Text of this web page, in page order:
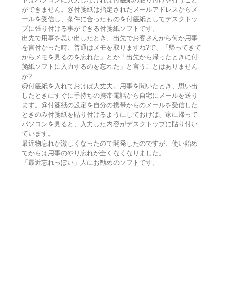
ができません。@付箋紙は指定されたメールアドレスからメ
ールを受信し、条件に合ったものを付箋紙としてデスクトッ
プに張り付ける事ができる付箋紙ソフトです。
出先で用事を思い出したとき、出先でお客さんから何か用事
を言付かった時、普通はメモを取りますね?で、「帰ってきて
からメモを見るのを忘れた」とか「出先から帰ったときに付
箋紙ソフトに入力するのを忘れた」と言うことはありません
か?
@付箋紙を入れておけば大丈夫。用事を聞いたとき、思い出
したときにすぐに手持ちの携帯電話から自宅にメールを送り
ます。@付箋紙の設定を自分の携帯からのメールを受信した
ときのみ付箋紙を貼り付けるようにしておけば、家に帰って
パソコンを見ると、入力した内容がデスクトップに貼り付い
ています。
最近物忘れが激しくなったので開発したのですが、使い始め
てからは用事のやり忘れが全くなくなりました。
「最近忘れっぽい」人にお勧めのソフトです。